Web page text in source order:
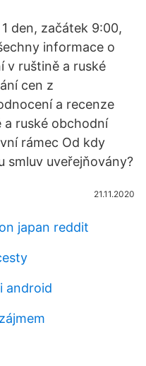
den, začátek 9:00,
informace o
v ruštině a ruské
cen z
a recenze
a ruské obchodní
rámec Od kdy
smluv uveřejňovány?
21.11.2020
japan reddit
android